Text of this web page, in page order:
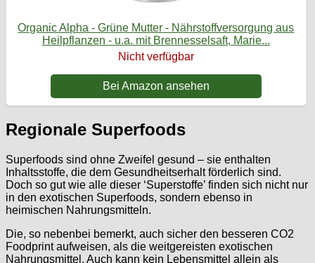
Organic Alpha - Grüne Mutter - Nährstoffversorgung aus
Heilpflanzen - u.a. mit Brennesselsaft, Marie...
Nicht verfügbar
Bei Amazon ansehen
Regionale Superfoods
Superfoods sind ohne Zweifel gesund – sie enthalten
Inhaltsstoffe, die dem Gesundheitserhalt förderlich sind.
Doch so gut wie alle dieser ‘Superstoffe’ finden sich nicht nur
in den exotischen Superfoods, sondern ebenso in
heimischen Nahrungsmitteln.
Die, so nebenbei bemerkt, auch sicher den besseren CO2
Foodprint aufweisen, als die weitgereisten exotischen
Nahrungsmittel. Auch kann kein Lebensmittel allein als